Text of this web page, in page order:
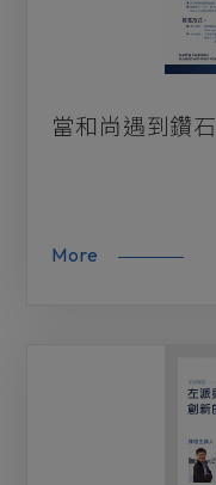
當和尚遇到鑽石
More